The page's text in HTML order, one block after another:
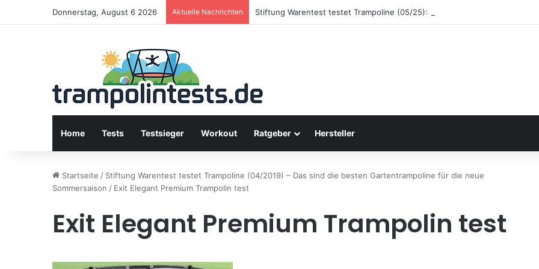
Donnerstag, August 6 2026 Aktuelle Nachrichten Stiftung Warentest testet Trampoline (05/25): Das sind die besten
Home Tests Testsieger Workout Ratgeber Hersteller
Startseite / Stiftung Warentest testet Trampoline (04/2019) – Das sind die besten Gartentrampoline für die neue
Sommersaison / Exit Elegant Premium Trampolin test
Exit Elegant Premium Trampolin test